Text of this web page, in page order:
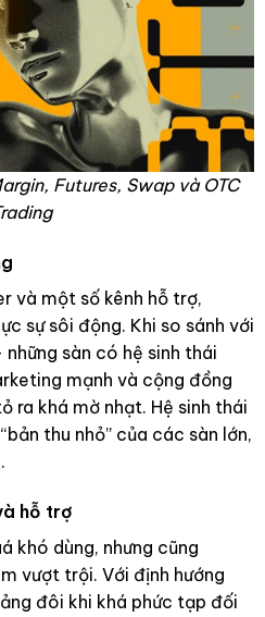
Futures, Swap và OTC
và một số kênh hỗ trợ,
sự sôi động. Khi so sánh với
sàn có hệ sinh thái
mạnh và cộng đồng
ra khá mờ nhạt. Hệ sinh thái
thu nhỏ” của các sàn lớn,
hỗ trợ
khó dùng, nhưng cũng
vượt trội. Với định hướng
đôi khi khá phức tạp đối